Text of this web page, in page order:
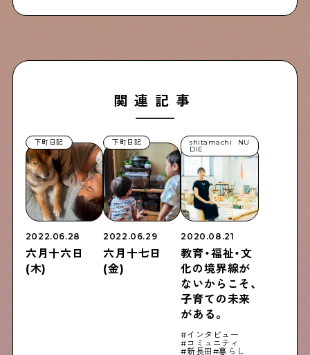
関連記事
下町日記
2022.06.28
六月十六日
(木)
下町日記
2022.06.29
六月十七日
(金)
shitamachi NU
DIE
2020.08.21
教育・福祉・文
化の境界線が
ないからこそ、
子育ての未来
がある。
インタビュー
コミュニティ
新長田
暮らし